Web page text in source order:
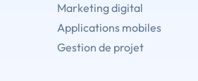
Marketing digital
Applications mobiles
Gestion de projet